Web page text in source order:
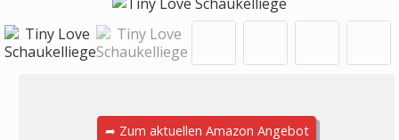
➦ Zum aktuellen Amazon Angebot